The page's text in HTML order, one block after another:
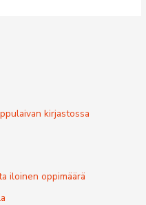
kirjastossa
iloinen oppimäärä